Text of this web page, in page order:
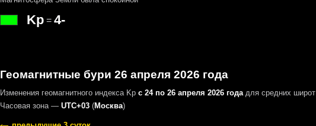
Kp= 4-
Геомагнитные бури 26 апреля 2026 года
Изменения геомагнитного индекса Kp с 24 по 26 апреля 2026 годадля средних широт
Часовая зона — UTC+03(Москва)